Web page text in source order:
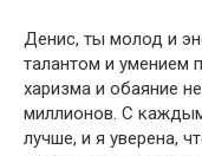
Денис, ты молод и
талантом и умением
харизма и обаяние
миллионов. С
лучше, и я уверена,